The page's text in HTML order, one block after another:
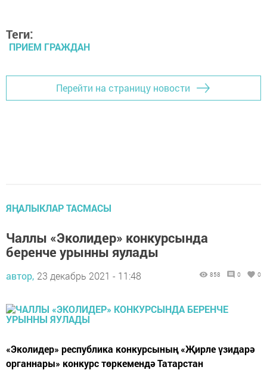
Теги:
ПРИЕМ ГРАЖДАН
Перейти на страницу новости
ЯҢАЛЫКЛАР ТАСМАСЫ
Чаллы «Эколидер» конкурсында
беренче урынны яулады
автор, 23 декабрь 2021 - 11:48 858 0 0
«Эколидер» республика конкурсының «Җирле үзидарә
органнары» конкурс төркемендә Татарстан